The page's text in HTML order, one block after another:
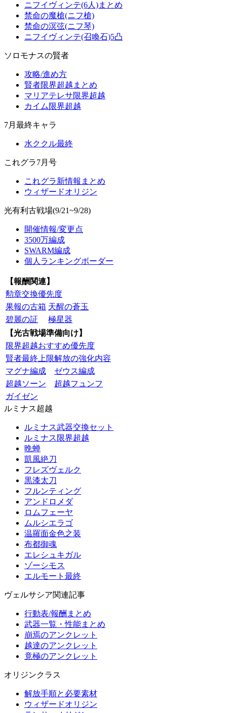
ニフイヴィンテ(6人)まとめ
禁命の魔槍(ニフ槍)
禁命の溟弦(ニフ琴)
ニフイヴィンテ(召喚石)5凸
ソロモナスの賢者
攻略/進め方
賢者限界超越まとめ
マリアテレサ限界超越
カイム限界超越
7月最終キャラ
水ククル最終
これグラ7月号
これグラ新情報まとめ
ウィザードオリジン
光有利古戦場(9/21~9/28)
開催情報/変更点
3500万編成
SWARM編成
個人ランキングボーダー
【報酬関連】
勲章交換優先度
果報の古箱 天醒の蒼玉
碧麗の証
極星器
【光古戦場準備向け】
限界超越おすすめ優先度
賢者最終上限解放の強化内容
マグナ編成
ゼウス編成
超越ソーン
超越フュンフ
ガイゼン
ルミナス超越
ルミナス武器交換セット
ルミナス限界超越
晩蝉
凱風絶刀
フレズヴェルク
黒漆太刀
フルンティング
アンドロメダ
ロムフェーヤ
ムルシエラゴ
温羅面金色之装
布都御魂
エレシュキガル
ゾーシモス
エルモート最終
ヴェルサシア関連記事
行動表/報酬まとめ
武器一覧・性能まとめ
崩焉のアンクレット
越達のアンクレット
竟極のアンクレット
オリジンクラス
解放手順と必要素材
ウィザードオリジン